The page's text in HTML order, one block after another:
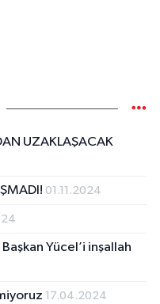
UZAKLAŞACAK
01.11.2024
Yücel’i inşallah
17.04.2024